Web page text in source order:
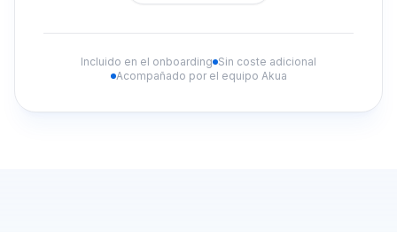
Incluido en el onboarding Sin coste adicional
Acompañado por el equipo Akua